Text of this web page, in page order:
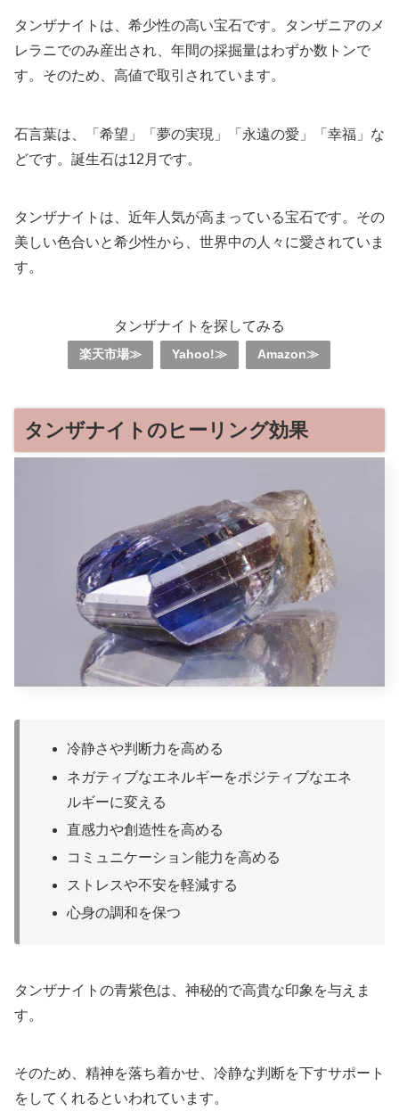
タンザナイトは、希少性の高い宝石です。タンザニアのメ
レラニでのみ産出され、年間の採掘量はわずか数トンで
す。そのため、高値で取引されています。
石言葉は、「希望」「夢の実現」「永遠の愛」「幸福」な
どです。誕生石は12月です。
タンザナイトは、近年人気が高まっている宝石です。その
美しい色合いと希少性から、世界中の人々に愛されていま
す。
タンザナイトを探してみる
楽天市場≫ Yahoo!≫ Amazon≫
タンザナイトのヒーリング効果
冷静さや判断力を高める
ネガティブなエネルギーをポジティブなエネ
ルギーに変える
直感力や創造性を高める
コミュニケーション能力を高める
ストレスや不安を軽減する
心身の調和を保つ
タンザナイトの青紫色は、神秘的で高貴な印象を与えま
す。
そのため、精神を落ち着かせ、冷静な判断を下すサポート
をしてくれるといわれています。